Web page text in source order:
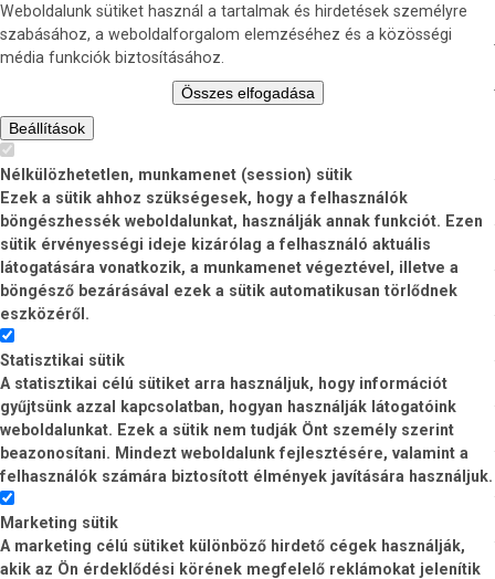
Weboldalunk sütiket használ a tartalmak és hirdetések személyre
szabásához, a weboldalforgalom elemzéséhez és a közösségi
média funkciók biztosításához.
Összes elfogadása
Beállítások
Nélkülözhetetlen, munkamenet (session) sütik
Ezek a sütik ahhoz szükségesek, hogy a felhasználók
böngészhessék weboldalunkat, használják annak funkciót. Ezen
sütik érvényességi ideje kizárólag a felhasználó aktuális
látogatására vonatkozik, a munkamenet végeztével, illetve a
böngésző bezárásával ezek a sütik automatikusan törlődnek
eszközéről.
Statisztikai sütik
A statisztikai célú sütiket arra használjuk, hogy információt
gyűjtsünk azzal kapcsolatban, hogyan használják látogatóink
weboldalunkat. Ezek a sütik nem tudják Önt személy szerint
beazonosítani. Mindezt weboldalunk fejlesztésére, valamint a
felhasználók számára biztosított élmények javítására használjuk.
Marketing sütik
A marketing célú sütiket különböző hirdető cégek használják,
akik az Ön érdeklődési körének megfelelő reklámokat jelenítik